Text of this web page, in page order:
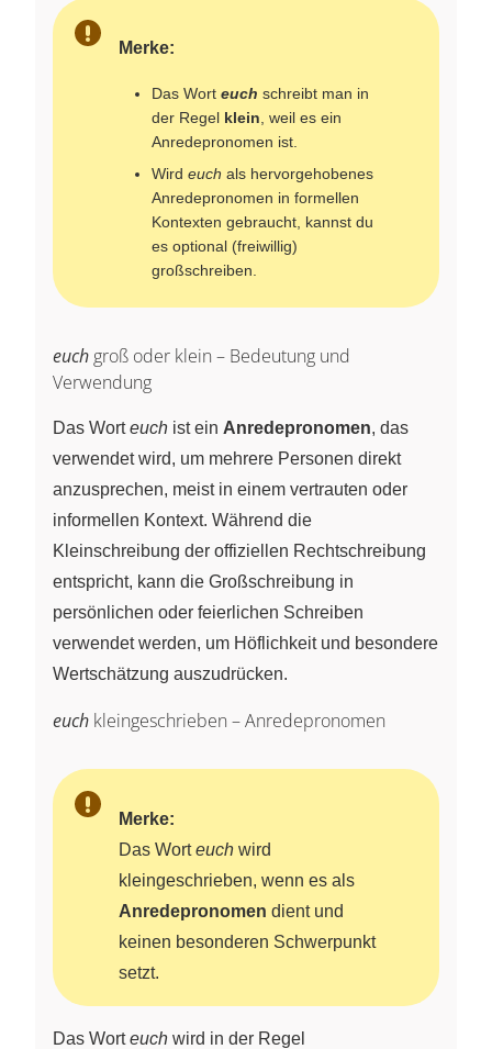
Merke:
Das Wort euch schreibt man in
der Regel klein , weil es ein
Anredepronomen ist.
Wird euch als hervorgehobenes
Anredepronomen in formellen
Kontexten gebraucht, kannst du
es optional (freiwillig)
großschreiben.
euch groß oder klein – Bedeutung und
Verwendung
Das Worteuch ist ein Anredepronomen, das
verwendet wird, um mehrere Personen direkt
anzusprechen, meist in einem vertrauten oder
informellen Kontext. Während die
Kleinschreibung der offiziellen Rechtschreibung
entspricht, kann die Großschreibung in
persönlichen oder feierlichen Schreiben
verwendet werden, um Höflichkeit und besondere
Wertschätzung auszudrücken.
euch kleingeschrieben – Anredepronomen
Merke:
Das Worteuch wird
kleingeschrieben, wenn es als
Anredepronomen dient und
keinen besonderen Schwerpunkt
setzt.
Das Worteuch wird in der Regel